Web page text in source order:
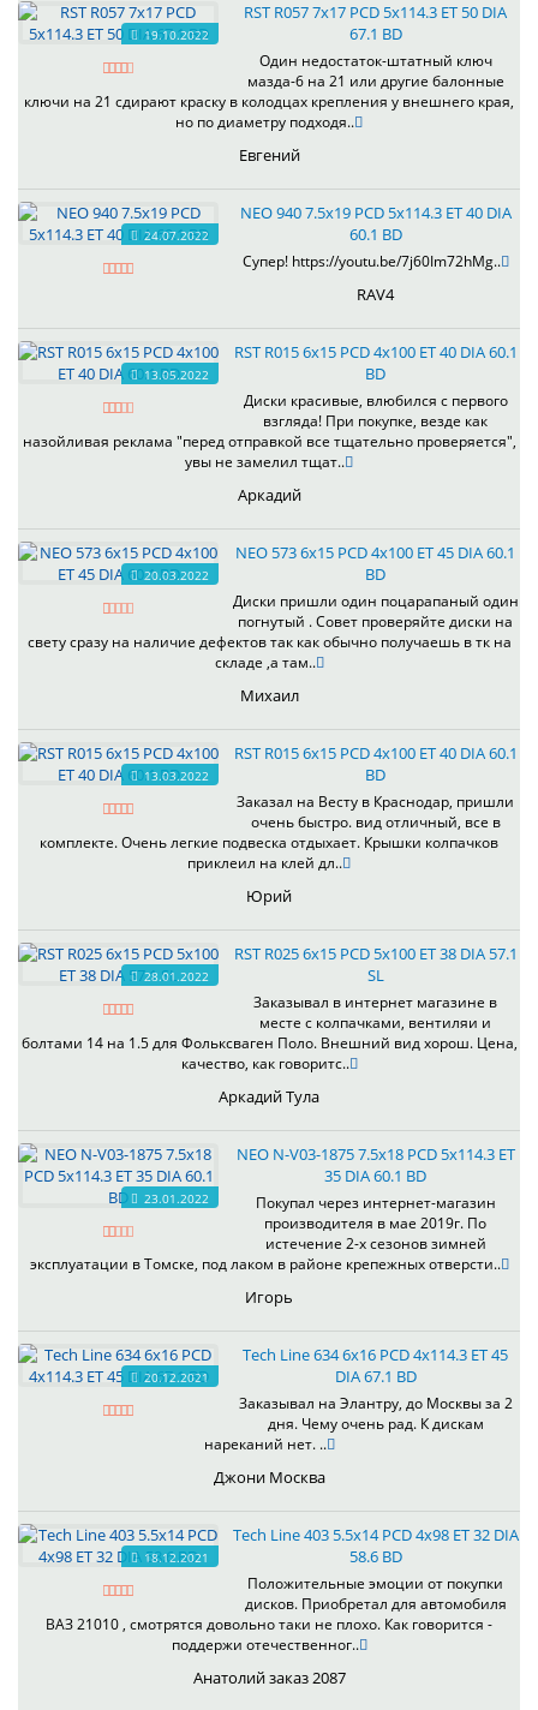
19.10.2022
RST R057 7x17 PCD 5x114.3 ET 50 DIA
67.1 BD
Один недостаток-штатный ключ
мазда-6 на 21 или другие балонные
ключи на 21 сдирают краску в колодцах крепления у внешнего края,
но по диаметру подходя..
Евгений
24.07.2022
NEO 940 7.5x19 PCD 5x114.3 ET 40 DIA
60.1 BD
Супер! https://youtu.be/7j60Im72hMg..
RAV4
13.05.2022
RST R015 6x15 PCD 4x100 ET 40 DIA 60.1
BD
Диски красивые, влюбился с первого
взгляда! При покупке, везде как
назойливая реклама "перед отправкой все тщательно проверяется",
увы не замелил тщат..
Аркадий
20.03.2022
NEO 573 6x15 PCD 4x100 ET 45 DIA 60.1
BD
Диски пришли один поцарапаный один
погнутый . Совет проверяйте диски на
свету сразу на наличие дефектов так как обычно получаешь в тк на
складе ,а там..
Михаил
13.03.2022
RST R015 6x15 PCD 4x100 ET 40 DIA 60.1
BD
Заказал на Весту в Краснодар, пришли
очень быстро. вид отличный, все в
комплекте. Очень легкие подвеска отдыхает. Крышки колпачков
приклеил на клей дл..
Юрий
28.01.2022
RST R025 6x15 PCD 5x100 ET 38 DIA 57.1
SL
Заказывал в интернет магазине в
месте с колпачками, вентиляи и
болтами 14 на 1.5 для Фольксваген Поло. Внешний вид хорош. Цена,
качество, как говоритс..
Аркадий Тула
23.01.2022
NEO N-V03-1875 7.5x18 PCD 5x114.3 ET
35 DIA 60.1 BD
Покупал через интернет-магазин
производителя в мае 2019г. По
истечение 2-х сезонов зимней
эксплуатации в Томске, под лаком в районе крепежных отверсти..
Игорь
20.12.2021
Tech Line 634 6x16 PCD 4x114.3 ET 45
DIA 67.1 BD
Заказывал на Элантру, до Москвы за 2
дня. Чему очень рад. К дискам
нареканий нет. ..
Джони Москва
18.12.2021
Tech Line 403 5.5x14 PCD 4x98 ET 32 DIA
58.6 BD
Положительные эмоции от покупки
дисков. Приобретал для автомобиля
ВАЗ 21010 , смотрятся довольно таки не плохо. Как говорится -
поддержи отечественног..
Анатолий заказ 2087